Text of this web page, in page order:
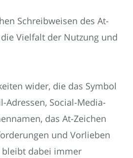
Schreibweisen des At-
Vielfalt der Nutzung und
wider, die das Symbol
Adressen, Social-Media-
das At-Zeichen
und Vorlieben
dabei immer